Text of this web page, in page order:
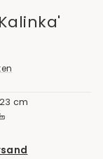
cm